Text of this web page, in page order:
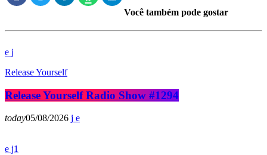
Você também pode gostar
Release Yourself
Release Yourself Radio Show #1294
today05/08/2026
1